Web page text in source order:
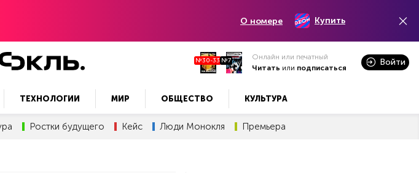
О номере Купить
№30-33 №7
Онлайн или печатный
Читать или подписаться
Войти
ТЕХНОЛОГИИ МИР ОБЩЕСТВО КУЛЬТУРА
Ростки будущего Кейс Люди Монокля Премьера